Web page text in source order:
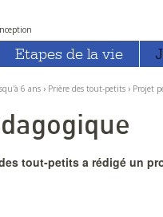
Etapes de la vie
6 ans › Prière des tout-petits › Projet
tout-petits a rédigé un